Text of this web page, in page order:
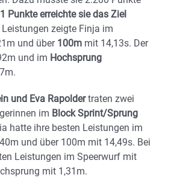
Punkte erreichte sie das Ziel
Leistungen zeigte Finja im
und über 100m mit 14,13s. Der
und im Hochsprung
und Eva Rapoldertraten zwei
im Block Sprint/Sprung
hatte ihre besten Leistungen im
und über 100m mit 14,49s. Bei
Leistungen im Speerwurf mit
mit 1,31m.